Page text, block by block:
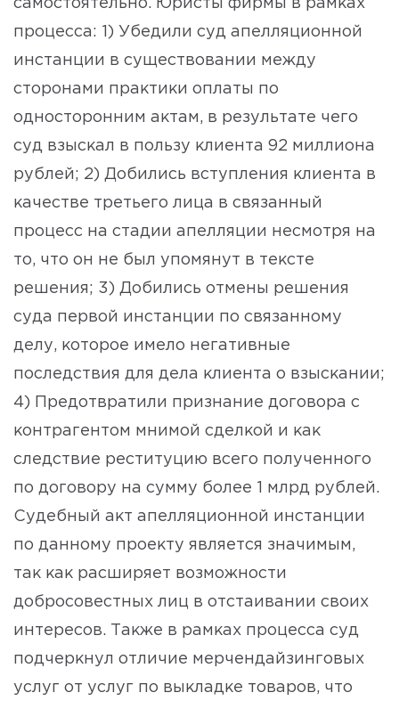
самостоятельно. Юристы фирмы в рамках
процесса: 1) Убедили суд апелляционной
инстанции в существовании между
сторонами практики оплаты по
односторонним актам, в результате чего
суд взыскал в пользу клиента 92 миллиона
рублей; 2) Добились вступления клиента в
качестве третьего лица в связанный
процесс на стадии апелляции несмотря на
то, что он не был упомянут в тексте
решения; 3) Добились отмены решения
суда первой инстанции по связанному
делу, которое имело негативные
последствия для дела клиента о взыскании;
4) Предотвратили признание договора с
контрагентом мнимой сделкой и как
следствие реституцию всего полученного
по договору на сумму более 1 млрд рублей.
Судебный акт апелляционной инстанции
по данному проекту является значимым,
так как расширяет возможности
добросовестных лиц в отстаивании своих
интересов. Также в рамках процесса суд
подчеркнул отличие мерчендайзинговых
услуг от услуг по выкладке товаров, что